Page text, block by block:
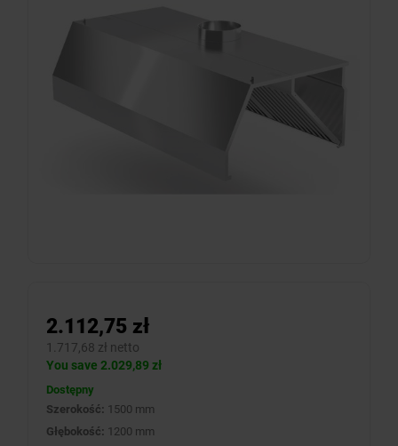
2.112,75 zł
1.717,68 zł netto
You save 2.029,89 zł
Dostępny
Szerokość: 1500 mm
Głębokość: 1200 mm